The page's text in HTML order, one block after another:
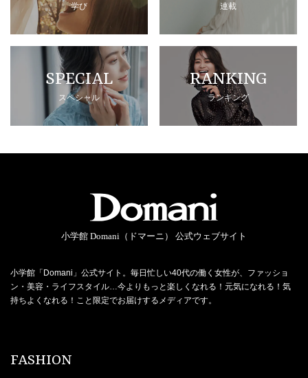
学び 連載
SPECIAL
スペシャル
RANKING
ランキング
小学館 Domani（ドマーニ） 公式ウェブサイト
小学館「Domani」公式サイト。毎日忙しい40代の働く女性が、ファッショ
ン・美容・ライフスタイル…今よりもっと楽しくなれる！元気になれる！気
持ちよくなれる！こと限定でお届けするメディアです。
FASHION